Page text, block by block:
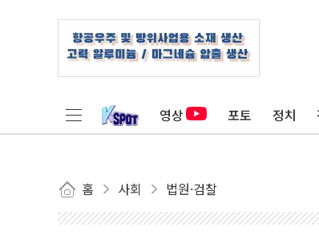
영상 포토 정치
홈 사회 법원·검찰